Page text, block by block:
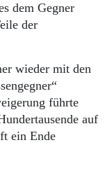
dem Gegner
der
wieder mit den
führte
auf
ein Ende